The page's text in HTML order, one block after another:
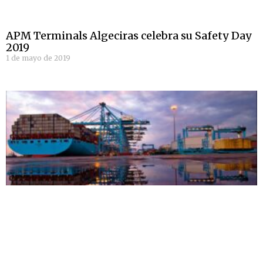
APM Terminals Algeciras celebra su Safety Day
2019
1 de mayo de 2019